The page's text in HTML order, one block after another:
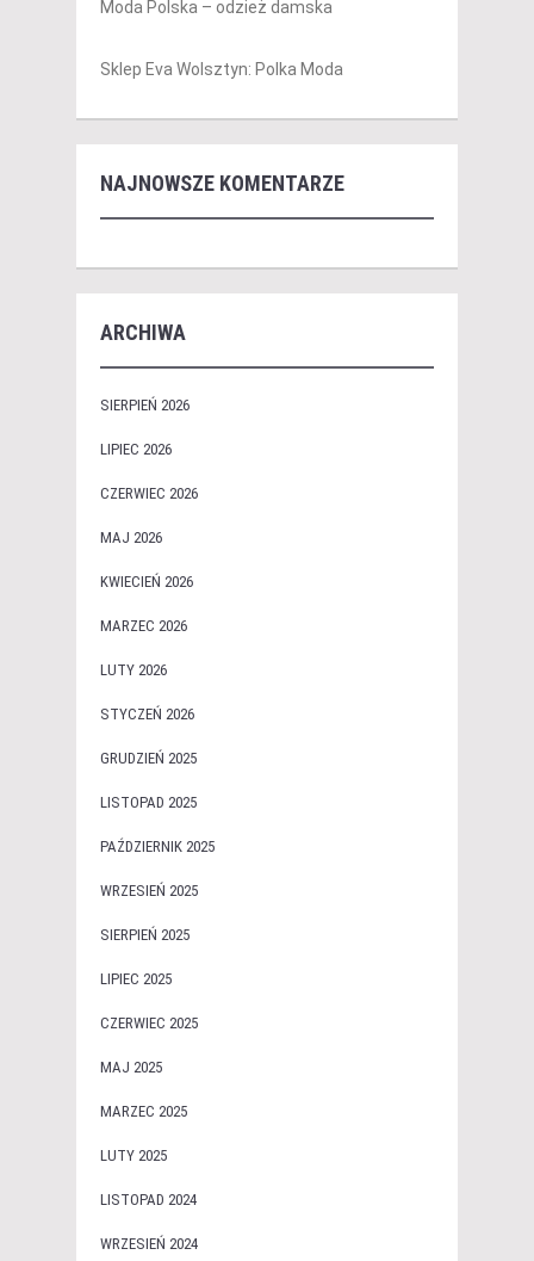
Moda Polska – odzież damska
Sklep Eva Wolsztyn: Polka Moda
NAJNOWSZE KOMENTARZE
ARCHIWA
SIERPIEŃ 2026
LIPIEC 2026
CZERWIEC 2026
MAJ 2026
KWIECIEŃ 2026
MARZEC 2026
LUTY 2026
STYCZEŃ 2026
GRUDZIEŃ 2025
LISTOPAD 2025
PAŹDZIERNIK 2025
WRZESIEŃ 2025
SIERPIEŃ 2025
LIPIEC 2025
CZERWIEC 2025
MAJ 2025
MARZEC 2025
LUTY 2025
LISTOPAD 2024
WRZESIEŃ 2024